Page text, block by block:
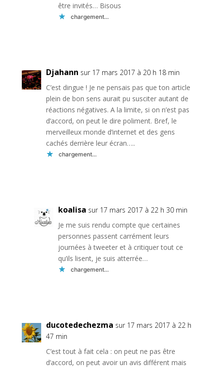
être invités… Bisous
chargement…
Djahann sur 17 mars 2017 à 20 h 18 min
C’est dingue ! Je ne pensais pas que ton article
plein de bon sens aurait pu susciter autant de
réactions négatives. A la limite, si on n’est pas
d’accord, on peut le dire poliment. Bref, le
merveilleux monde d’internet et des gens
cachés derrière leur écran…..
chargement…
koalisa sur 17 mars 2017 à 22 h 30 min
Je me suis rendu compte que certaines
personnes passent carrément leurs
journées à tweeter et à critiquer tout ce
qu’ils lisent, je suis atterrée…
chargement…
ducotedechezma sur 17 mars 2017 à 22 h
47 min
C’est tout à fait cela : on peut ne pas être
d’accord, on peut avoir un avis différent mais